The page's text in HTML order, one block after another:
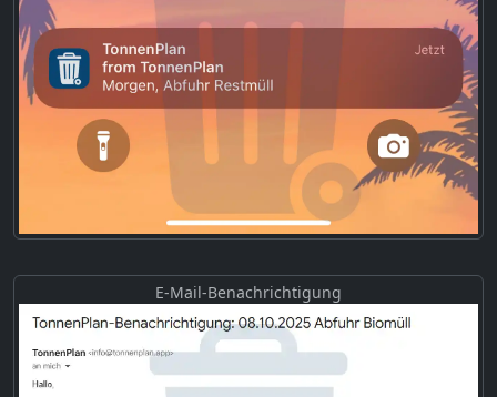
E-Mail-Benachrichtigung